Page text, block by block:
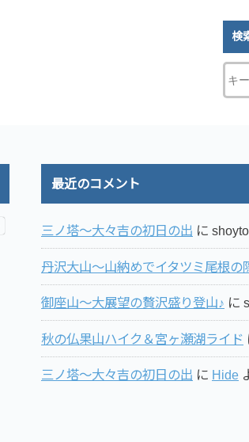
検
最近のコメント
三ノ塔～大々吉の初日の出 に
丹沢大山～山納めでイタツミ尾根の
御座山～大展望の贅沢盛り登山♪ に
秋の仏果山ハイク＆宮ヶ瀬湖ライド
三ノ塔～大々吉の初日の出 に Hide